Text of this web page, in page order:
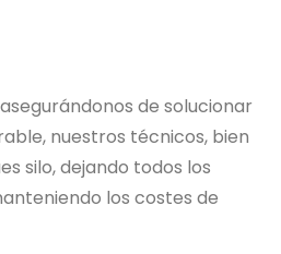
de solucionar
nuestros técnicos, bien
silo, dejando todos los
los costes de